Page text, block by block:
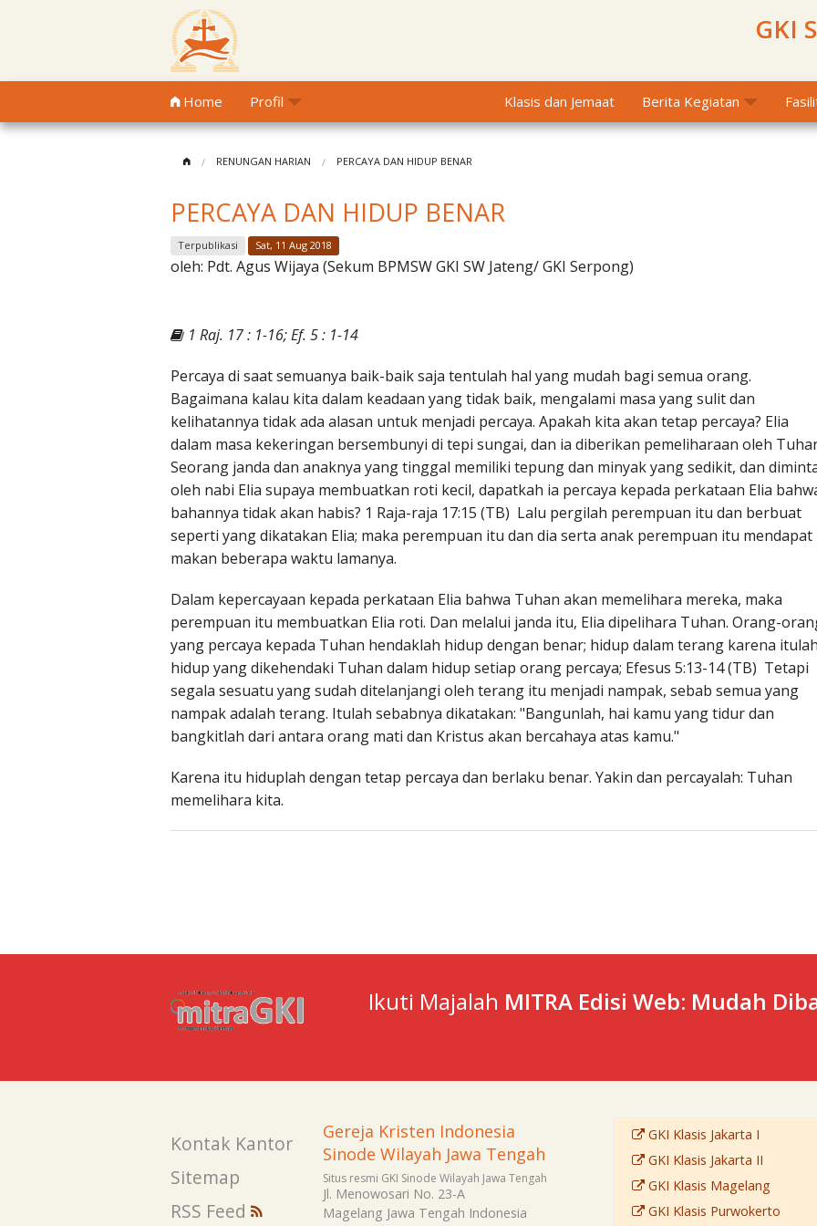
GKI
Home Profil Klasis dan Jemaat Berita Kegiatan
RENUNGAN HARIAN PERCAYA DAN HIDUP BENAR
PERCAYA DAN HIDUP BENAR
Terpublikasi Sat, 11 Aug 2018
oleh: Pdt. Agus Wijaya (Sekum BPMSW GKI SW Jateng/ GKI Serpong)
1 Raj. 17 : 1-16; Ef. 5 : 1-14
Percaya di saat semuanya baik-baik saja tentulah hal yang mudah bagi semua orang.
Bagaimana kalau kita dalam keadaan yang tidak baik, mengalami masa yang sulit dan
kelihatannya tidak ada alasan untuk menjadi percaya. Apakah kita akan tetap percaya? Elia
dalam masa kekeringan bersembunyi di tepi sungai, dan ia diberikan pemeliharaan oleh
Seorang janda dan anaknya yang tinggal memiliki tepung dan minyak yang sedikit, dan
oleh nabi Elia supaya membuatkan roti kecil, dapatkah ia percaya kepada perkataan Elia
bahannya tidak akan habis? 1 Raja-raja 17:15 (TB) Lalu pergilah perempuan itu dan berbuat
seperti yang dikatakan Elia; maka perempuan itu dan dia serta anak perempuan itu mendapat
makan beberapa waktu lamanya.
Dalam kepercayaan kepada perkataan Elia bahwa Tuhan akan memelihara mereka, maka
perempuan itu membuatkan Elia roti. Dan melalui janda itu, Elia dipelihara Tuhan. Orang-
yang percaya kepada Tuhan hendaklah hidup dengan benar; hidup dalam terang karena itulah
hidup yang dikehendaki Tuhan dalam hidup setiap orang percaya; Efesus 5:13-14 (TB) Tetapi
segala sesuatu yang sudah ditelanjangi oleh terang itu menjadi nampak, sebab semua yang
nampak adalah terang. Itulah sebabnya dikatakan: "Bangunlah, hai kamu yang tidur dan
bangkitlah dari antara orang mati dan Kristus akan bercahaya atas kamu."
Karena itu hiduplah dengan tetap percaya dan berlaku benar. Yakin dan percayalah: Tuhan
memelihara kita.
Ikuti Majalah MITRA Edisi Web: Mudah
Kontak Kantor
Sitemap
RSS Feed
Gereja Kristen Indonesia
Sinode Wilayah Jawa Tengah
Situs resmi GKI Sinode Wilayah Jawa Tengah
Jl. Menowosari No. 23-A
Magelang Jawa Tengah Indonesia
GKI Klasis Jakarta I
GKI Klasis Jakarta II
GKI Klasis Magelang
GKI Klasis Purwokerto